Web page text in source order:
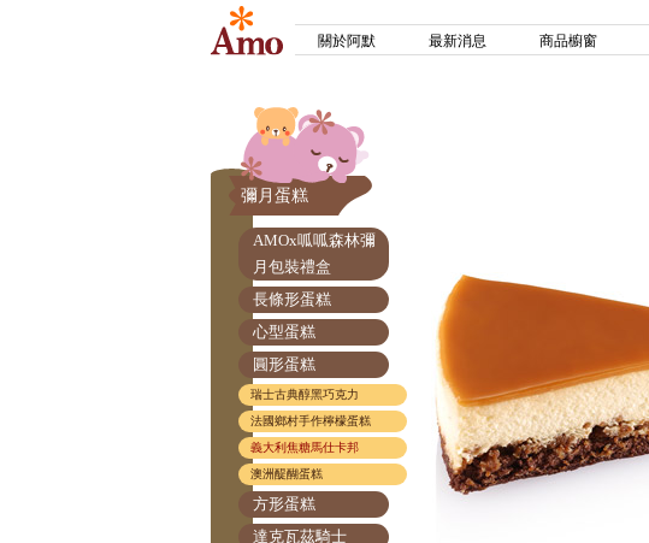
關於阿默 最新消息 商品櫥窗
彌月蛋糕
AMOx呱呱森林彌
月包裝禮盒
長條形蛋糕
心型蛋糕
圓形蛋糕
瑞士古典醇黑巧克力
法國鄉村手作檸檬蛋糕
義大利焦糖馬仕卡邦
澳洲醍醐蛋糕
方形蛋糕
達克瓦茲騎士